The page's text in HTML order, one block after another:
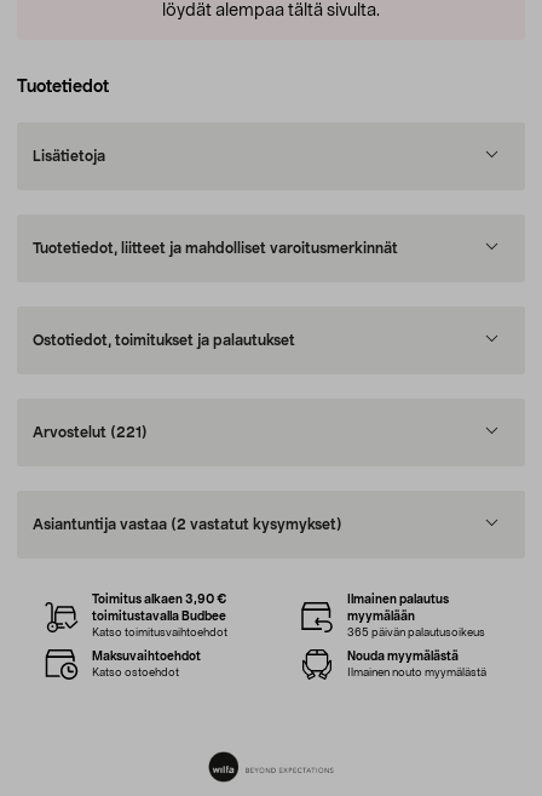
löydät alempaa tältä sivulta.
Tuotetiedot
Lisätietoja
Tuotetiedot, liitteet ja mahdolliset varoitusmerkinnät
Ostotiedot, toimitukset ja palautukset
Arvostelut (221)
Asiantuntija vastaa (2 vastatut kysymykset)
Toimitus alkaen 3,90 €
toimitustavalla Budbee
Katso toimitusvaihtoehdot
Ilmainen palautus
myymälään
365 päivän palautusoikeus
Maksuvaihtoehdot
Katso ostoehdot
Nouda myymälästä
Ilmainen nouto myymälästä